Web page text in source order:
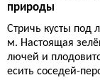
природы
Стричь кусты под
м. Настоящая
лючей и
есить соседей-